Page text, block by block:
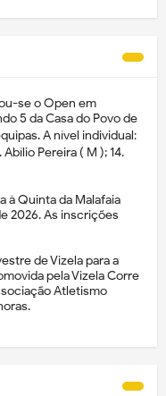
se o Open em
5 da Casa do Povo de
A nível individual:
Abílio Pereira ( M ); 14.
à Quinta da Malafaia
2026. As inscrições
de Vizela para a
pela Vizela Corre
Atletismo